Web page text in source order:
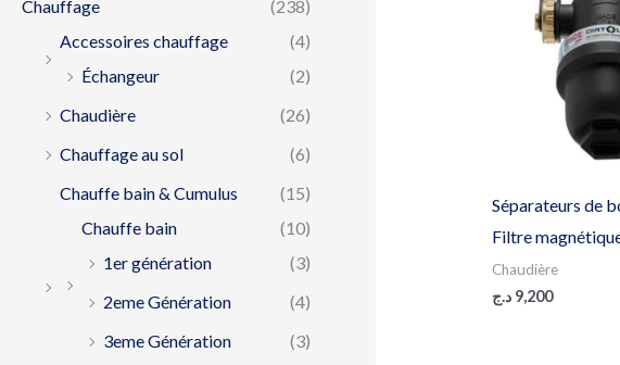
Chauffage
(238)
Accessoires chauffage
(4)
Échangeur
(2)
Chaudière
(26)
Chauffage au sol
(6)
Chauffe bain & Cumulus
(15)
Chauffe bain
(10)
1er génération
(3)
2eme Génération
(4)
3eme Génération
(3)
Séparateurs de
Filtre
Chaudière
9,200 د.ج